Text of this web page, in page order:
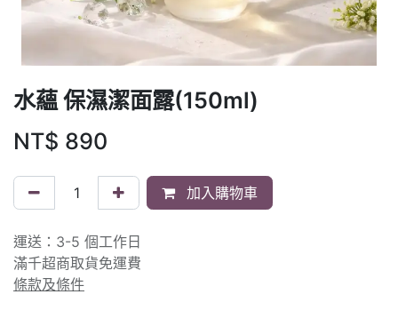
水蘊 保濕潔面露(150ml)
NT$ 890
加入購物車
運送：3-5 個工作日
滿千超商取貨免運費
條款及條件